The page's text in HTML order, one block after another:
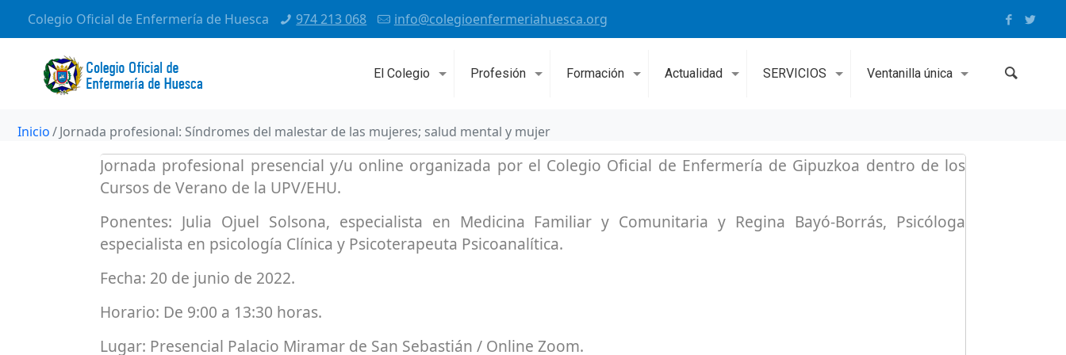
Colegio Oficial de Enfermería de Huesca 974 213 068 info@colegioenfermeriahuesca.org
El Colegio Profesión Formación Actualidad SERVICIOS Ventanilla única
Inicio Jornada profesional: Síndromes del malestar de las mujeres; salud mental y mujer
Jornada profesional presencial y/u online organizada por el Colegio Oficial de Enfermería de Gipuzkoa dentro de los
Cursos de Verano de la UPV/EHU.
Ponentes: Julia Ojuel Solsona, especialista en Medicina Familiar y Comunitaria y Regina Bayó-Borrás, Psicóloga
especialista en psicología Clínica y Psicoterapeuta Psicoanalítica.
Fecha: 20 de junio de 2022.
Horario: De 9:00 a 13:30 horas.
Lugar: Presencial Palacio Miramar de San Sebastián / Online Zoom.